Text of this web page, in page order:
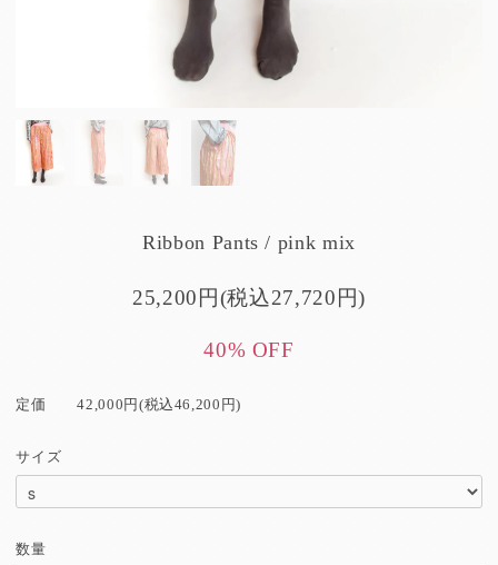
Ribbon Pants / pink mix
25,200円(税込27,720円)
40% OFF
定価 42,000円(税込46,200円)
サイズ
数量